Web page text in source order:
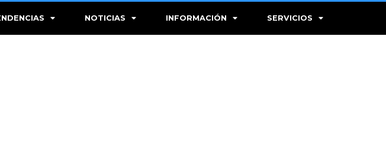
NOTICIAS INFORMACIÓN SERVICIOS